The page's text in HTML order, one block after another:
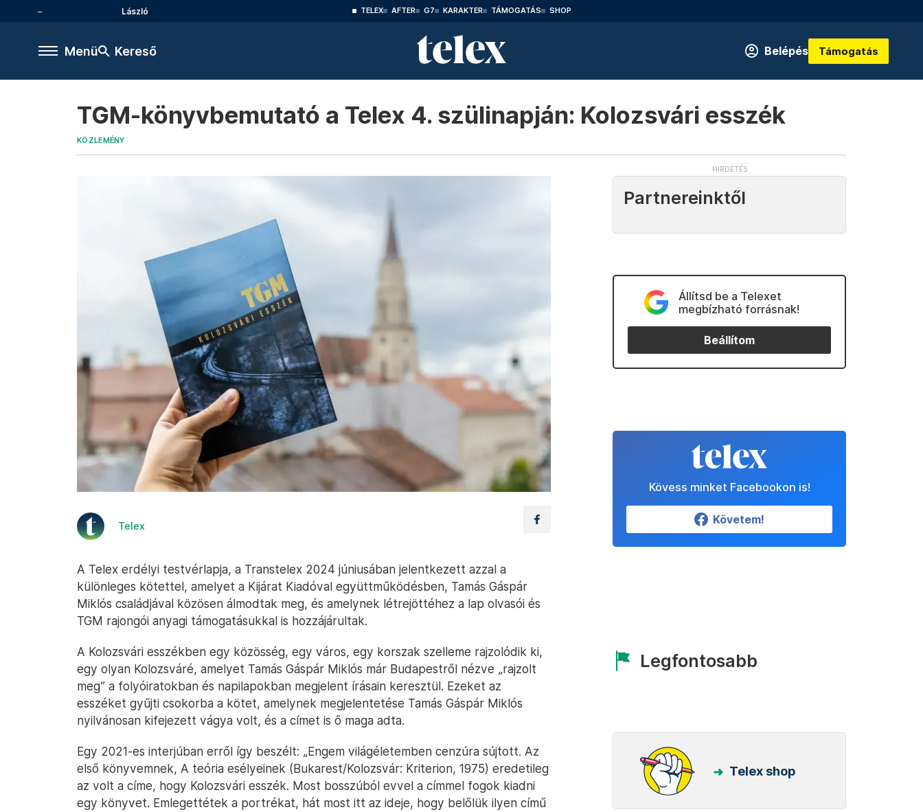
László TELEX AFTER G7 KARAKTER TÁMOGATÁS SHOP
Menü Kereső Belépés Támogatás
TGM-könyvbemutató a Telex 4. szülinapján: Kolozsvári esszék
KÖZLEMÉNY
Telex
A Telex erdélyi testvérlapja, a Transtelex 2024 júniusában jelentkezett azzal a
különleges kötettel, amelyet a Kijárat Kiadóval együttműködésben, Tamás Gáspár
Miklós családjával közösen álmodtak meg, és amelynek létrejöttéhez a lap olvasói és
TGM rajongói anyagi támogatásukkal is hozzájárultak.
A Kolozsvári esszékben egy közösség, egy város, egy korszak szelleme rajzolódik ki,
egy olyan Kolozsváré, amelyet Tamás Gáspár Miklós már Budapestről nézve „rajzolt
meg” a folyóiratokban és napilapokban megjelent írásain keresztül. Ezeket az
esszéket gyűjti csokorba a kötet, amelynek megjelentetése Tamás Gáspár Miklós
nyilvánosan kifejezett vágya volt, és a címet is ő maga adta.
Egy 2021-es interjúban erről így beszélt: „Engem világéletemben cenzúra sújtott. Az
első könyvemnek, A teória esélyeinek (Bukarest/Kolozsvár: Kriterion, 1975) eredetileg
az volt a címe, hogy Kolozsvári esszék. Most bosszúból evvel a címmel fogok kiadni
egy könyvet. Emlegettétek a portrékat, hát most itt az ideje, hogy belőlük ilyen című
Partnereinktől
Állítsd be a Telexet
megbízható forrásnak!
Beállítom
Kövess minket Facebookon is!
Követem!
Legfontosabb
Telex shop